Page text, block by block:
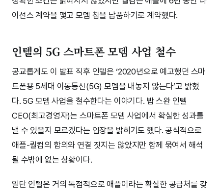
이선스 계약을 맺고 모뎀 칩을 납품하기로 계약했다.
인텔의 5G 스마트폰 모뎀 사업 철수
공교롭게도 이 발표 직후 인텔은 ‘2020년으로 예고했던 스마
트폰용 5세대 이동통신(5G) 모뎀을 내놓지 않는다’고 밝혔
다. 5G 모뎀 사업을 철수한다는 이야기다. 밥 스완 인텔
CEO(최고경영자)는 스마트폰 모뎀 사업에서 확실한 성과를
낼 수 있을지 모르겠다는 입장을 밝히기도 했다. 공식적으로
애플-퀄컴의 합의와 연결 짓지는 않았지만 함께 묶여서 해석
될 수밖에 없는 상황이다.
일단 인텔은 거의 독점적으로 애플이라는 확실한 공급처를 갖